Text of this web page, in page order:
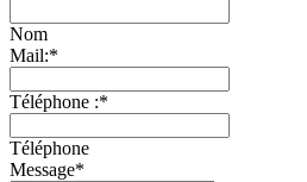
Nom
Mail:*
Téléphone :*
Téléphone
Message*